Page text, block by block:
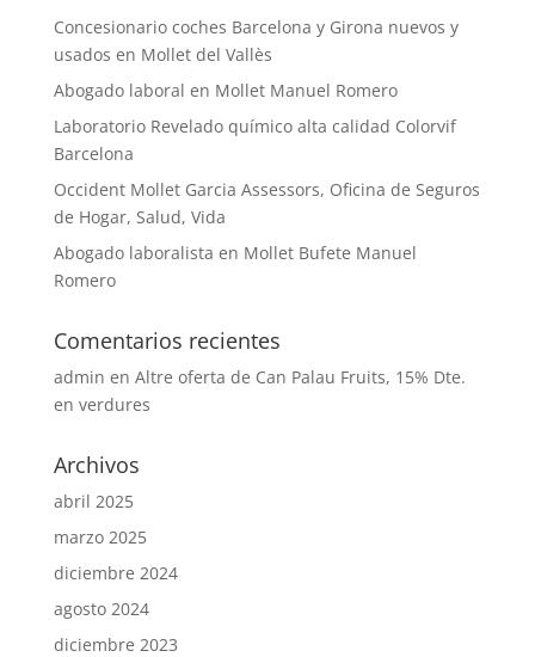
Concesionario coches Barcelona y Girona nuevos y
usados en Mollet del Vallès
Abogado laboral en Mollet Manuel Romero
Laboratorio Revelado químico alta calidad Colorvif
Barcelona
Occident Mollet Garcia Assessors, Oficina de Seguros
de Hogar, Salud, Vida
Abogado laboralista en Mollet Bufete Manuel
Romero
Comentarios recientes
admin en Altre oferta de Can Palau Fruits, 15% Dte.
en verdures
Archivos
abril 2025
marzo 2025
diciembre 2024
agosto 2024
diciembre 2023